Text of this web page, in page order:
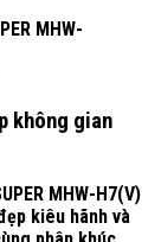
không gian
MHW-H7(V)
kiêu hãnh và